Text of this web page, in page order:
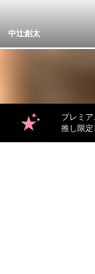
プレミ
推し限
中辻創太